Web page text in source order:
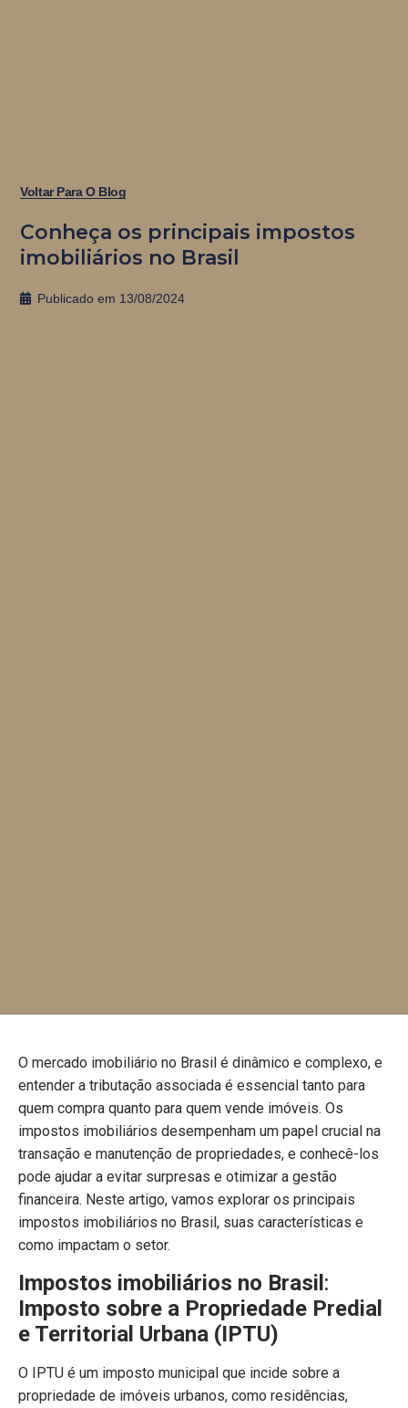
Voltar Para O Blog
Conheça os principais impostos
imobiliários no Brasil
Publicado em 13/08/2024
O mercado imobiliário no Brasil é dinâmico e complexo, e
entender a tributação associada é essencial tanto para
quem compra quanto para quem vende imóveis. Os
impostos imobiliários desempenham um papel crucial na
transação e manutenção de propriedades, e conhecê-los
pode ajudar a evitar surpresas e otimizar a gestão
financeira. Neste artigo, vamos explorar os principais
impostos imobiliários no Brasil, suas características e
como impactam o setor.
Impostos imobiliários no Brasil:
Imposto sobre a Propriedade Predial
e Territorial Urbana (IPTU)
O IPTU é um imposto municipal que incide sobre a
propriedade de imóveis urbanos, como residências,